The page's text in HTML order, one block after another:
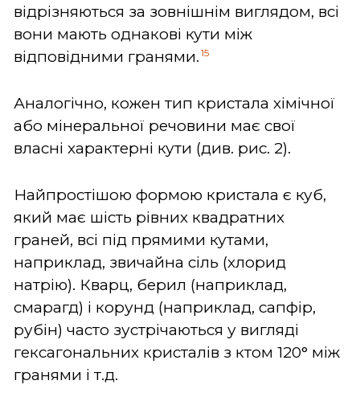
відрізняються за зовнішнім виглядом, всі
вони мають однакові кути між
відповідними гранями. 15
Аналогічно, кожен тип кристала хімічної
або мінеральної речовини має свої
власні характерні кути (див. рис. 2).
Найпростішою формою кристала є куб,
який має шість рівних квадратних
граней, всі під прямими кутами,
наприклад, звичайна сіль (хлорид
натрію). Кварц, берил (наприклад,
смарагд) і корунд (наприклад, сапфір,
рубін) часто зустрічаються у вигляді
гексагональних кристалів з ктом 120° між
гранями і т.д.